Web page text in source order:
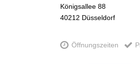
Königsallee 88
40212 Düsseldorf
Öffnungszeiten